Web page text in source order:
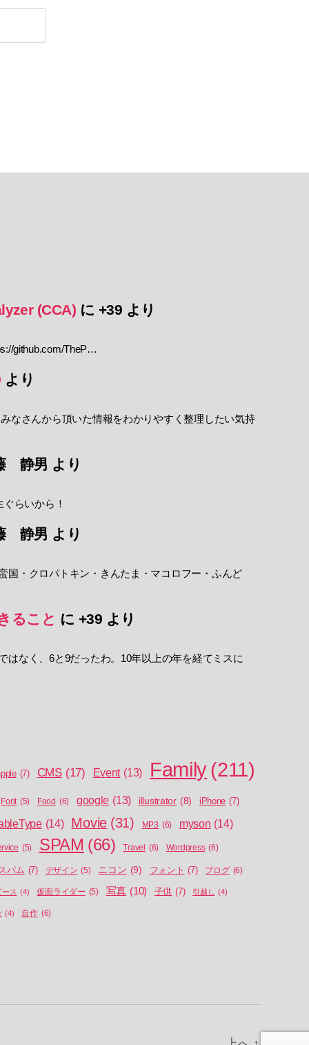
(CCA) に +39 より
github.com/TheP…
より
なさんから頂いた情報をわかりやすく整理したい気持
静男 より
らいから！
静男 より
国・クロパトキン・きんたま・マコロフー・ふんど
ること に +39 より
はなく、6と9だったわ。10年以上の年を経てミスに
(7) CMS (17) Event (13) Family(211)
Font (5) Food (6) google (13) illustrator (8) iPhone (7)
(14) Movie (31) MP3 (6) myson (14)
(5) SPAM (66) Travel (6) Wordpress (6)
パム (7) デザイン (5) ニコン (9) フォント (7) ブログ (6)
ース (4) 仮面ライダー (5) 写真 (10) 子供 (7) 引越し (4)
(4) 自作 (6)